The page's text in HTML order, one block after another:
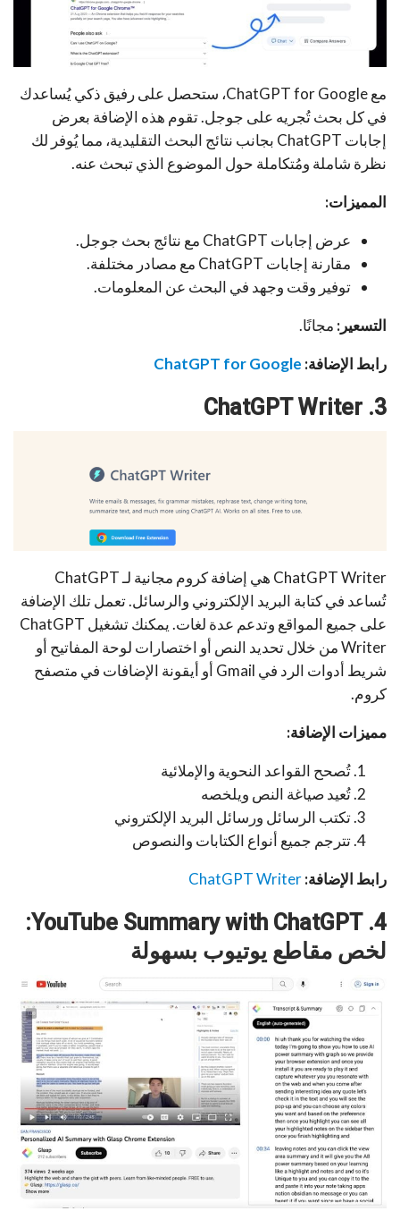
مع ChatGPT for Google، ستحصل على رفيق ذكي يُساعدك
في كل بحث تُجريه على جوجل. تقوم هذه الإضافة بعرض
إجابات ChatGPT بجانب نتائج البحث التقليدية، مما يُوفر لك
نظرة شاملة ومُتكاملة حول الموضوع الذي تبحث عنه.
المميزات:
عرض إجابات ChatGPT مع نتائج بحث جوجل.
مقارنة إجابات ChatGPT مع مصادر مختلفة.
توفير وقت وجهد في البحث عن المعلومات.
التسعير: مجانًا.
رابط الإضافة: ChatGPT for Google
3.
ChatGPT Writer
ChatGPT Writer
هي إضافة كروم مجانية لـ ChatGPT
تُساعد في كتابة البريد الإلكتروني والرسائل. تعمل تلك الإضافة
على جميع المواقع وتدعم عدة لغات. يمكنك تشغيل ChatGPT
Writer من خلال تحديد النص أو اختصارات لوحة المفاتيح أو
شريط أدوات الرد في Gmail أو أيقونة الإضافات في متصفح
كروم.
مميزات الإضافة:
تُصحح القواعد النحوية والإملائية
تُعيد صياغة النص ويلخصه
تكتب الرسائل ورسائل البريد الإلكتروني
تترجم جميع أنواع الكتابات والنصوص
رابط الإضافة:ChatGPT Writer
4. YouTube Summary with ChatGPT:
لخص مقاطع يوتيوب بسهولة